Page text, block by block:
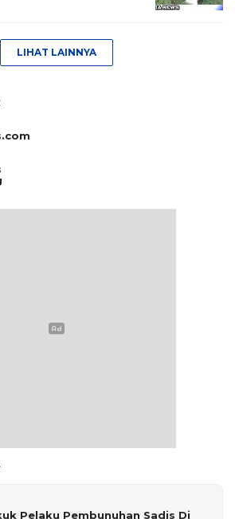
LIHAT LAINNYA
Pelaku Pembunuhan Sadis Di